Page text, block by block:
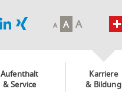
A A A
Aufenthalt
& Service
Karriere
& Bildung